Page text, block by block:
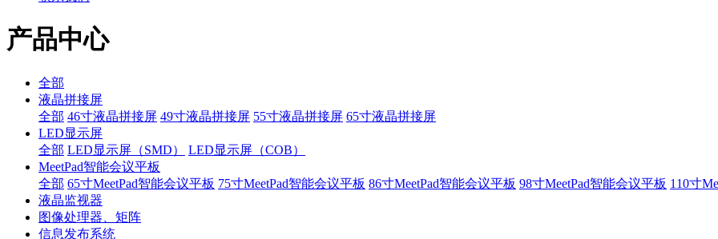
产品中心
全部
液晶拼接屏
全部 46寸液晶拼接屏 49寸液晶拼接屏 55寸液晶拼接屏 65寸液晶拼接屏
LED显示屏
全部 LED显示屏（SMD）
LED显示屏（COB）
MeetPad智能会议平板
全部 65寸MeetPad智能会议平板 75寸MeetPad智能会议平板 86寸MeetPad智能会议平板 98寸MeetPad智能会议平板 110寸
液晶监视器
图像处理器、矩阵
信息发布系统